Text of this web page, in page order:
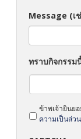
Message (เ
ทราบกิจกรรม
ข้าพเจ้ายินย
ความเป็นส่ว